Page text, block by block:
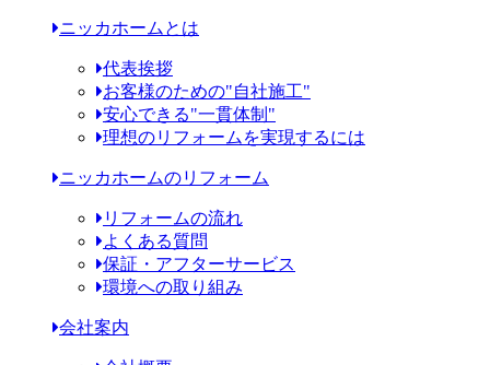
ニッカホームとは
代表挨拶
お客様のための"自社施工"
安心できる"一貫体制"
理想のリフォームを実現するには
ニッカホームのリフォーム
リフォームの流れ
よくある質問
保証・アフターサービス
環境への取り組み
会社案内